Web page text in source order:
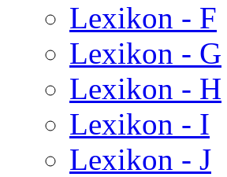
Lexikon - F
Lexikon - G
Lexikon - H
Lexikon - I
Lexikon - J